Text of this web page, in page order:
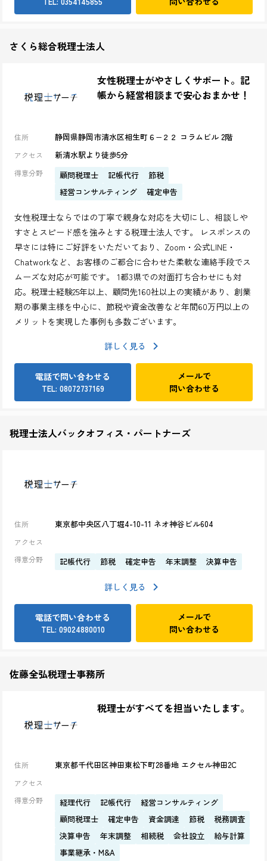
さくら総合税理士法人
女性税理士がやさしくサポート。記
帳から経営相談まで安心おまかせ！
住所 静岡県静岡市清水区相生町６−２２ コラムビル 2階
アクセス 新清水駅より徒歩5分
得意分野 顧問税理士 記帳代行
節税
経営コンサルティング
確定申告
女性税理士ならではの丁寧で親身な対応を大切にし、相談しや
すさとスピード感を強みとする税理士法人です。 レスポンスの
早さには特にご好評をいただいており、Zoom・公式LINE・
Chatworkなど、お客様のご都合に合わせた柔軟な連絡手段でス
ムーズな対応が可能です。 1都3県での対面打ち合わせにも対
応。税理士経験25年以上、顧問先160社以上の実績があり、創業
期の事業主様を中心に、節税や資金改善など年間60万円以上の
メリットを実現した事例も多数ございます。
詳しく見る
電話で問い合わせる
TEL: 08072737169
メールで
問い合わせる
税理士法人バックオフィス・パートナーズ
住所 東京都中央区八丁堀4-10-11 ネオ神谷ビル604
アクセス
得意分野
記帳代行 節税 確定申告 年末調整 決算申告
詳しく見る
電話で問い合わせる
TEL: 09024880010
メールで
問い合わせる
佐藤全弘税理士事務所
税理士がすべてを担当いたします。
住所 東京都千代田区神田東松下町28番地 エクセル神田2C
アクセス
得意分野
経理代行 記帳代行
経営コンサルティング
顧問税理士
確定申告 資金調達 節税
税務調査
決算申告
年末調整 相続税 会社設立
給与計算
事業継承・M&A